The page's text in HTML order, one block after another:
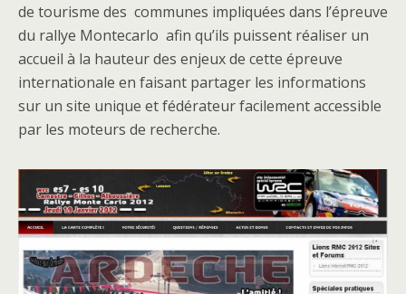
de tourisme des communes impliquées dans l’épreuve
du rallye Montecarlo afin qu’ils puissent réaliser un
accueil à la hauteur des enjeux de cette épreuve
internationale en faisant partager les informations
sur un site unique et fédérateur facilement accessible
par les moteurs de recherche.